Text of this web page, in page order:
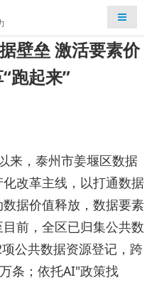
检索
壁垒 激活要素价
跑起来”
来，泰州市姜堰区数据
改革主线，以打通数据
据价值释放，数据要素
前，全区已归集公共数
公共数据资源登记，跨
条；依托AI"政策找